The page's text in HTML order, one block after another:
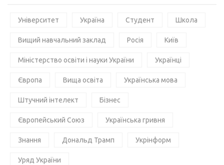
Університет Україна Студент Школа
Вищий навчальний заклад Росія Київ
Міністерство освіти і науки України Українці
Європа Вища освіта Українська мова
Штучний інтелект Бізнес
Європейський Союз Українська гривня
Знання Дональд Трамп Укрінформ
Уряд України